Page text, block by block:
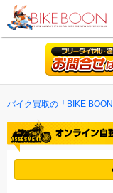
バイク買取の「BIKE